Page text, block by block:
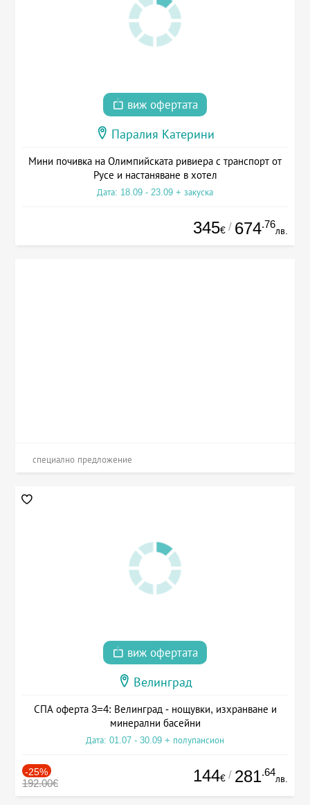
виж офертата
Паралия Катерини
Мини почивка на Олимпийската ривиера с транспорт от
Русе и настаняване в хотел
Дата: 18.09 - 23.09 + закуска
345€ / 674.76
лв.
специално предложение
виж офертата
Велинград
СПА оферта 3=4: Велинград - нощувки, изхранване и
минерални басейни
Дата: 01.07 - 30.09 + полупансион
-25%
192.00€ 144€ / 281.64
лв.